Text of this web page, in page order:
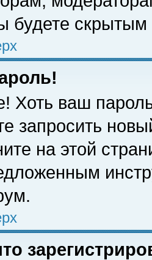
будете скрытым
Хоть ваш
запросить
на этой